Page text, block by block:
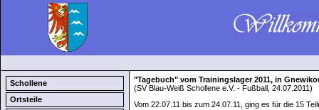
Schollene
Ortsteile
"Tagebuch" vom Trainingslager 2011, in
(SV Blau-Weiß Schollene e.V. - Fußball, 24.07.2011)
Vom 22.07.11 bis zum 24.07.11, ging es für die 15